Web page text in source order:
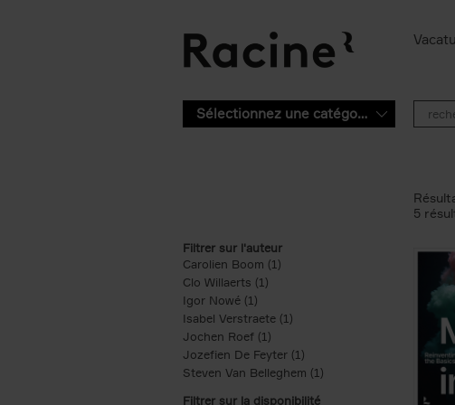
Sélectionnez une catégorie
Filtrer sur l'auteur
Carolien Boom (1)
Clo Willaerts (1)
Igor Nowé (1)
Isabel Verstraete (1) Apply Isabel Verstraete filter
Jochen Roef (1)
Jozefien De Feyter (1) Apply Jozefien De Feyter
Steven Van Belleghem (1) Apply Steven Van
Filtrer sur la disponibilité
5